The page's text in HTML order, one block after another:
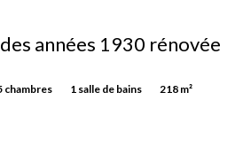
années 1930 rénovée
chambres 1 salle de bains 218 m²